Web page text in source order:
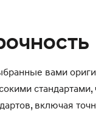
вами
включая